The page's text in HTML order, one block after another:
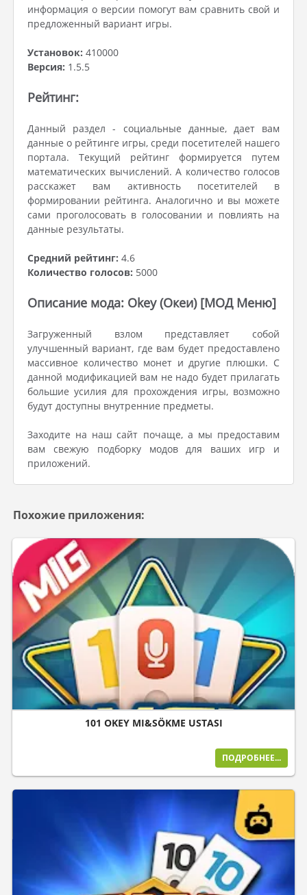
информация о версии помогут вам сравнить свой и
предложенный вариант игры.
Установок: 410000
Версия: 1.5.5
Рейтинг:
Данный раздел - социальные данные, дает вам
данные о рейтинге игры, среди посетителей нашего
портала. Текущий рейтинг формируется путем
математических вычислений. А количество голосов
расскажет вам активность посетителей в
формировании рейтинга. Аналогично и вы можете
сами проголосовать в голосовании и повлиять на
данные результаты.
Средний рейтинг: 4.6
Количество голосов: 5000
Описание мода: Okey (Океи) [МОД Меню]
Загруженный взлом представляет собой
улучшенный вариант, где вам будет предоставлено
массивное количество монет и другие плюшки. С
данной модификацией вам не надо будет прилагать
большие усилия для прохождения игры, возможно
будут доступны внутренние предметы.
Заходите на наш сайт почаще, а мы предоставим
вам свежую подборку модов для ваших игр и
приложений.
Похожие приложения:
101 OKEY MI&SÖKME USTASI
ПОДРОБНЕЕ...